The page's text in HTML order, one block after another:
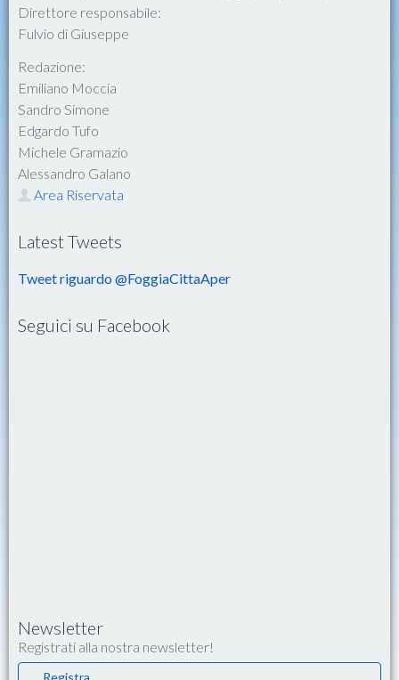
Direttore responsabile:
Fulvio di Giuseppe
Redazione:
Emiliano Moccia
Sandro Simone
Edgardo Tufo
Michele Gramazio
Alessandro Galano
Area Riservata
Latest Tweets
Tweet riguardo @FoggiaCittaAper
Seguici su Facebook
Newsletter
Registrati alla nostra newsletter!
Registra